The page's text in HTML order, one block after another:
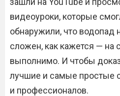
видеоуроки, которые
обнаружили, что водопад
сложен, как кажется — на
выполнимо. И чтобы
лучшие и самые простые
и профессионалов.